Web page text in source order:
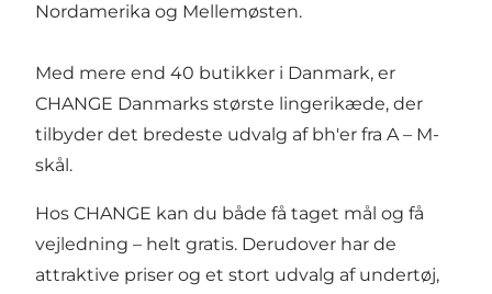
Nordamerika og Mellemøsten.
Med mere end 40 butikker i Danmark, er
CHANGE Danmarks største lingerikæde, der
tilbyder det bredeste udvalg af bh'er fra A – M-
skål.
Hos CHANGE kan du både få taget mål og få
vejledning – helt gratis. Derudover har de
attraktive priser og et stort udvalg af undertøj,